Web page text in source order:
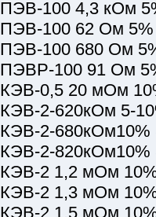
ПЭВ-100 4,3 кОм
ПЭВ-100 62 Ом 5%
ПЭВ-100 680 Ом
ПЭВР-100 91 Ом
КЭВ-0,5 20 мОм
КЭВ-2-620кОм 5-
КЭВ-2-680кОм10%
КЭВ-2-820кОм10%
КЭВ-2 1,2 мОм
КЭВ-2 1,3 мОм
КЭВ-2 1,5 мОм